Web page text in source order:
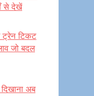
से देखें
ट्रेन टिकट
जो बदल
अब